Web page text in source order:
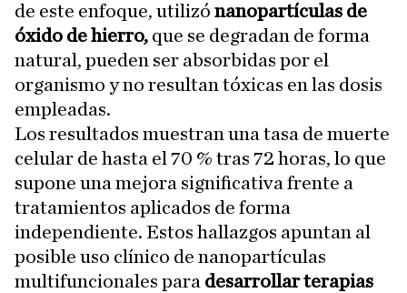
de este enfoque, utilizó nanopartículas de
óxido de hierro, que se degradan de forma
natural, pueden ser absorbidas por el
organismo y no resultan tóxicas en las dosis
empleadas.
Los resultados muestran una tasa de muerte
celular de hasta el 70 % tras 72 horas, lo que
supone una mejora significativa frente a
tratamientos aplicados de forma
independiente. Estos hallazgos apuntan al
posible uso clínico de nanopartículas
multifuncionales para desarrollar terapias